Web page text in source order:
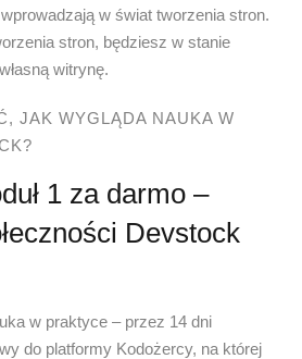
w świat tworzenia stron.
stron, będziesz w stanie
witrynę.
JAK WYGLĄDA NAUKA W
1 za darmo –
Devstock
w praktyce – przez 14 dni
do platformy Kodożercy, na której